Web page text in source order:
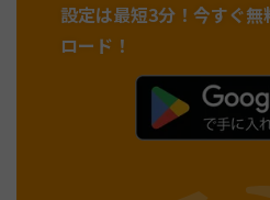
設定は最短3分！ 今すぐ無
ロード！